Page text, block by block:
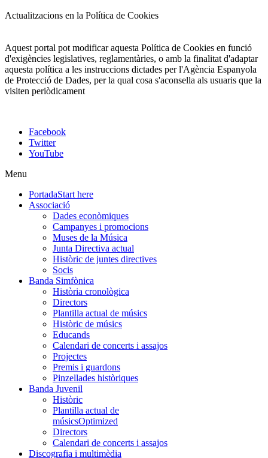
Actualitzacions en la Política de Cookies
Aquest portal pot modificar aquesta Política de Cookies en funció
d'exigències legislatives, reglamentàries, o amb la finalitat d'adaptar
aquesta política a les instruccions dictades per l'Agència Espanyola
de Protecció de Dades, per la qual cosa s'aconsella als usuaris que la
visiten periòdicament
Facebook
Twitter
YouTube
Menu
PortadaStart here
Associació
Dades econòmiques
Campanyes i promocions
Muses de la Música
Junta Directiva actual
Històric de juntes directives
Socis
Banda Simfònica
Història cronològica
Directors
Plantilla actual de músics
Històric de músics
Educands
Calendari de concerts i assajos
Projectes
Premis i guardons
Pinzellades històriques
Banda Juvenil
Històric
Plantilla actual de
músicsOptimized
Directors
Calendari de concerts i assajos
Discografia i multimèdia